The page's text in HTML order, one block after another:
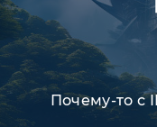
Почему-то с